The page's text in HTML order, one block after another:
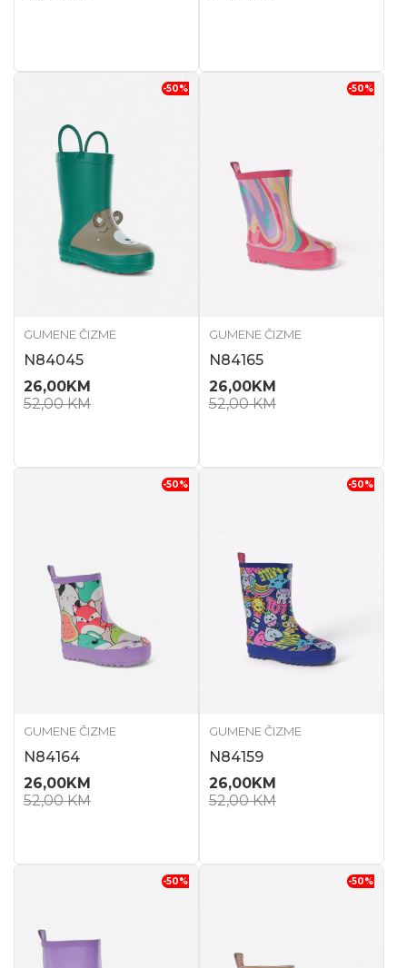
-50%
GUMENE ČIZME
N84045
26,00KM
52,00KM
-50%
GUMENE ČIZME
N84165
26,00KM
52,00KM
-50%
GUMENE ČIZME
N84164
26,00KM
52,00KM
-50%
GUMENE ČIZME
N84159
26,00KM
52,00KM
-50% -50%